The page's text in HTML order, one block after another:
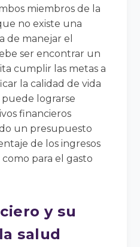
miembros de la
no existe una
de manejar el
ser encontrar un
cumplir las metas a
la calidad de vida
lograrse
financieros
un presupuesto
de los ingresos
para el gasto
y su
salud